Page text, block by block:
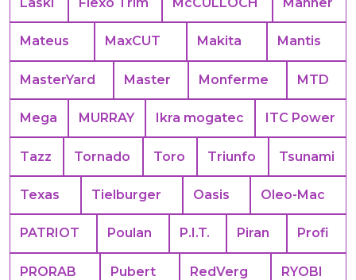
Mateus MaxCUT Makita Mantis
MasterYard Master Monferme MTD
Mega MURRAY Ikra mogatec ITC Power
Tazz Tornado Toro Triunfo Tsunami
Texas Tielburger Oasis Oleo-Mac
PATRIOT Poulan P.I.T. Piran Profi
PRORAB Pubert RedVerg RYOBI